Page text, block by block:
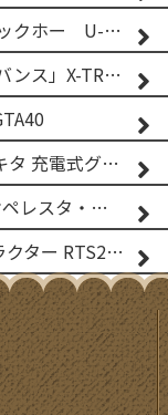
現場が、もっと楽しくなる！クボタ バックホー U-25-3A
STIHL フォレストリーハーネス「アドバンス」X-TREEm
押すだけフィールドを制覇する！ マキタ 充電式グランドトリマー MUG001G
ISEKI 直進＆旋回アシストシステム（オペレスタ・ターン）搭載 イセキ 乗用田植機 PRJ8D-ZJL
低床トラクターで枝こなし イセキトラクター RTS205NS & フレールモア FNC1202F